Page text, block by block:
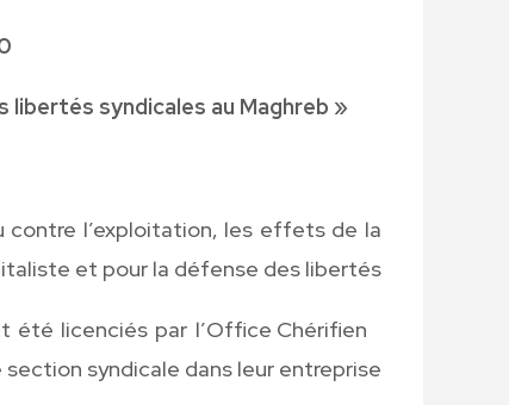
« Solidarité avec les luttes sociales
syndicales au Maghreb»
contre l’exploitation, les effets de la
et pour la défense des libertés.
été licenciés par l’Office Chérifien
syndicale dans leur entreprise.